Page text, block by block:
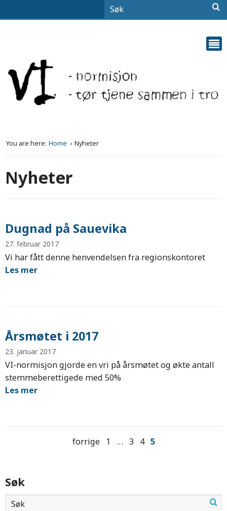
You are here: Home Nyheter
Nyheter
Dugnad på Sauevika
27. februar 2017
Vi har fått denne henvendelsen fra regionskontoret
Les mer
Årsmøtet i 2017
23. januar 2017
VI-normisjon gjorde en vri på årsmøtet og økte antall
stemmeberettigede med 50%
Les mer
forrige 1 … 3 4 5
Søk